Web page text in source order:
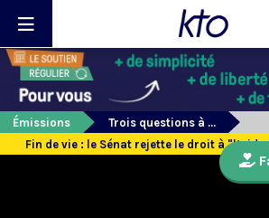
Émissions
Trois questions à ...
Fin de vie : le Sénat rejette le droit à